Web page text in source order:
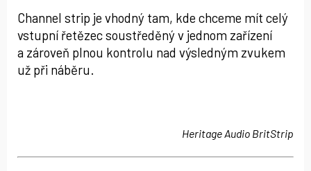
Channel strip je vhodný tam, kde chceme mít celý
vstupní řetězec soustředěný v jednom zařízení
a zároveň plnou kontrolu nad výsledným zvukem
už při náběru.
Heritage Audio BritStrip